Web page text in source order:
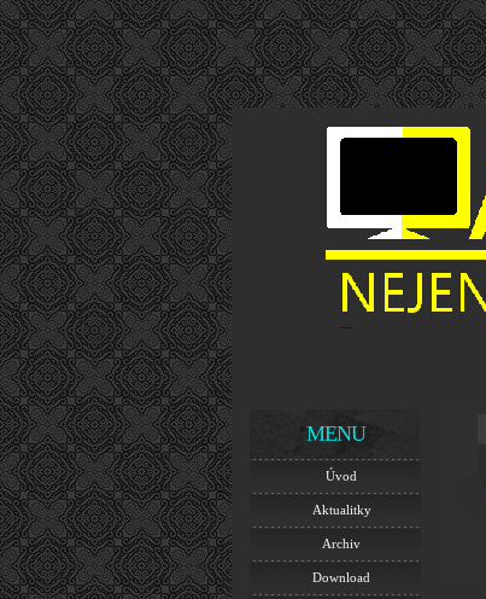
MENU
Úvod
Aktualitky
Archiv
Download